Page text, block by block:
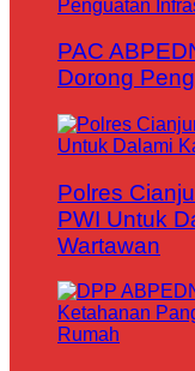
PAC
Dorong
Polres
PWI Untuk
Wartawan